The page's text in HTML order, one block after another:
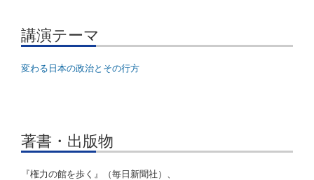
講演テーマ
変わる日本の政治とその行方
著書・出版物
『権力の館を歩く』（毎日新聞社）、